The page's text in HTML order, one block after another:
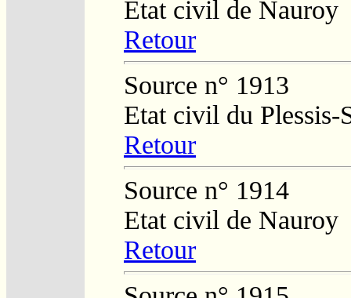
Etat civil de Nauroy
Retour
Source n° 1913
Etat civil du Plessis-
Retour
Source n° 1914
Etat civil de Nauroy
Retour